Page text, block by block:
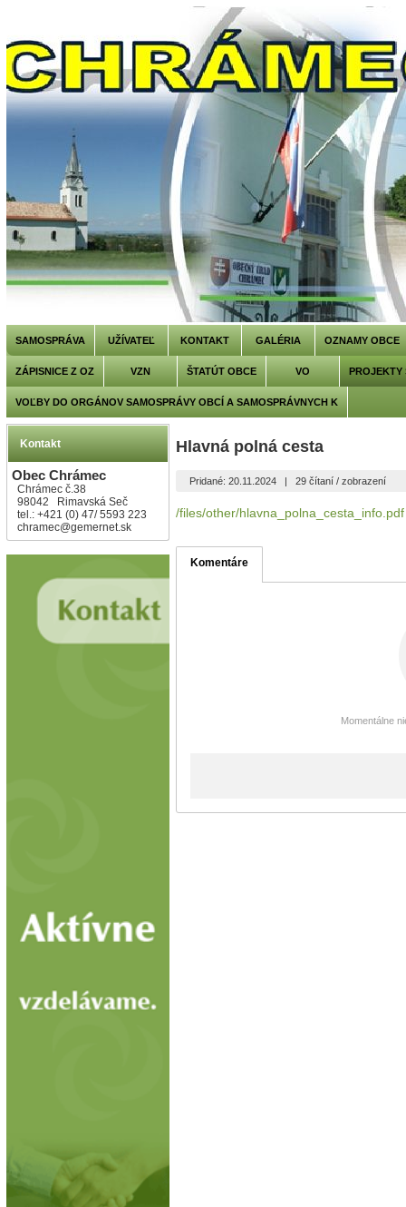
SAMOSPRÁVA UŽÍVATEĽ KONTAKT GALÉRIA OZNAMY OBCE
ZÁPISNICE Z OZ VZN ŠTATÚT OBCE VO PROJEKTY
VOĽBY DO ORGÁNOV SAMOSPRÁVY OBCÍ A SAMOSPRÁVNYCH K
Kontakt
Obec Chrámec
Chrámec č.38
98042 Rimavská Seč
tel.: +421 (0) 47/ 5593 223
chramec@gemernet.sk
Hlavná polná cesta
Pridané: 20.11.2024 |29 čítaní / zobrazení
/files/other/hlavna_polna_cesta_info.pdf
Komentáre
Momentálne